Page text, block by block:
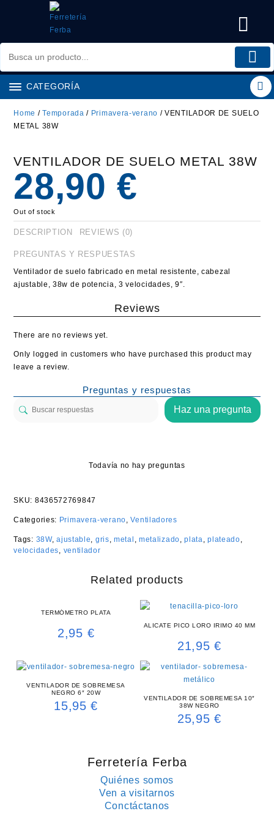
CATEGORÍA
Home /Temporada / Primavera-verano / VENTILADOR DE SUELO
METAL 38W
VENTILADOR DE SUELO METAL 38W
28,90 €
Out of stock
DESCRIPTION REVIEWS (0)
PREGUNTAS Y RESPUESTAS
Ventilador de suelo fabricado en metal resistente, cabezal
ajustable, 38w de potencia, 3 velocidades, 9″.
Reviews
There are no reviews yet.
Only logged in customers who have purchased this product may
leave a review.
Preguntas y respuestas
Haz una pregunta
Todavía no hay preguntas
SKU: 8436572769847
Categories: Primavera-verano,Ventiladores
Tags: 38W,ajustable, gris,metal , metalizado,plata,plateado,
velocidades, ventilador
Related products
TERMÓMETRO PLATA
2,95 €
ALICATE PICO LORO IRIMO 40 MM
21,95€
VENTILADOR DE SOBREMESA
NEGRO 6″ 20W
15,95€
VENTILADOR DE SOBREMESA 10″
38W NEGRO
25,95€
Ferretería Ferba
Quiénes somos
Ven a visitarnos
Conctáctanos